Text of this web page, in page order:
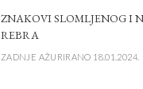
ZNAKOVI SLOMLJENOG I
REBRA
ZADNJE AŽURIRANO 18.01.2024.